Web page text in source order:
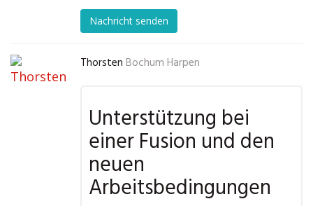
Nachricht senden
Thorsten Bochum Harpen
Unterstützung bei
einer Fusion und den
neuen
Arbeitsbedingungen